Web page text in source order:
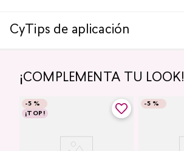
CyTips de aplicación
¡COMPLEMENTA TU LOOK!
-5 %
¡TOP!
-5 %